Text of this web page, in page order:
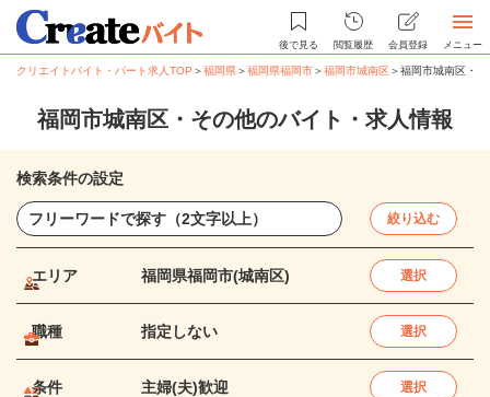
後で見る 閲覧履歴 会員登録 メニュー
クリエイトバイト・パート求人TOP ＞福岡県＞福岡県福岡市＞福岡市城南区＞福岡市城南区・
福岡市城南区・その他のバイト・求人情報
検索条件の設定
絞り込む
エリア 福岡県福岡市(城南区) 選択
職種 指定しない 選択
条件 主婦(夫)歓迎 選択